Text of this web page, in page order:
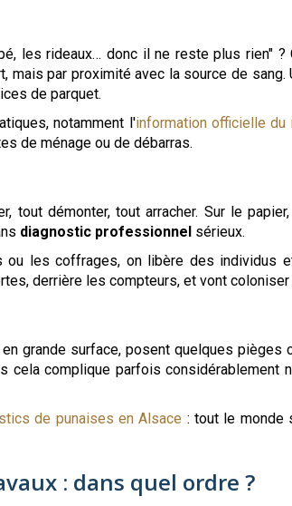
les rideaux… donc il ne reste plus rien"
par proximité avec la source de
de parquet.
notamment l'information officielle
de ménage ou de débarras.
tout démonter, tout arracher. Sur le
diagnostic professionnel sérieux.
ou les coffrages, on libère des
derrière les compteurs, et vont
grande surface, posent quelques
cela complique parfois considérablement
de punaises en Alsace : tout le monde
: dans quel ordre ?